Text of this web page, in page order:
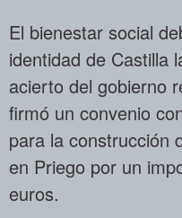
El bienestar social
identidad de Castilla
acierto del gobierno
firmó un convenio
para la construcción
en Priego por un
euros.